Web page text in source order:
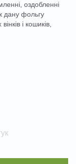
оздобленні
дану фольгу
і кошиків,